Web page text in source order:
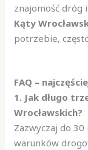
znajomość dróg
Kąty
potrzebie,
FAQ –
1. Jak długo
Wrocławskich?
Zazwyczaj do
warunków